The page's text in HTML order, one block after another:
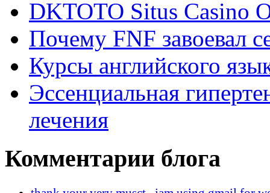
DKTOTO Situs Casino
Почему FNF завоевал
Курсы английского
Эссенциальная
лечения
Комментарии блога